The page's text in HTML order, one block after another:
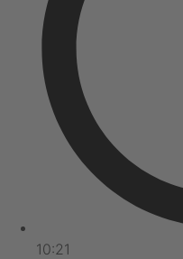
10:21